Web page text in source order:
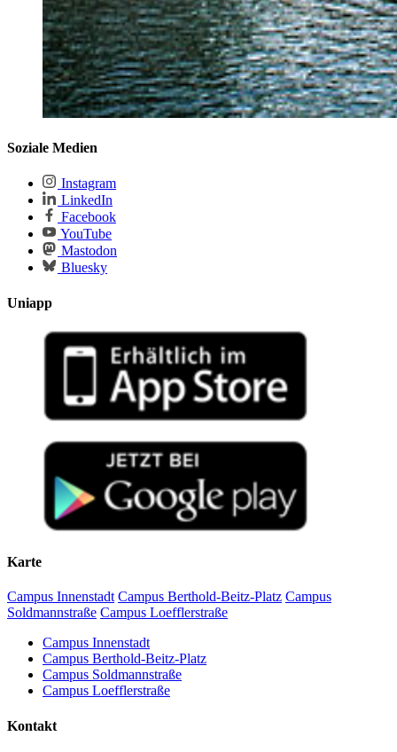
Soziale Medien
Instagram
LinkedIn
Facebook
YouTube
Mastodon
Bluesky
Uniapp
Karte
Campus Innenstadt Campus Berthold-Beitz-Platz Campus
Soldmannstraße Campus Loefflerstraße
Campus Innenstadt
Campus Berthold-Beitz-Platz
Campus Soldmannstraße
Campus Loefflerstraße
Kontakt